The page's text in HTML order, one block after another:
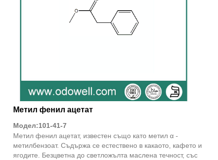
Метил фенил ацетат
Модел:101-41-7
Метил фенил ацетат, известен също като метил α -
метилбензоат. Съдържа се естествено в какаото, кафето и
ягодите. Безцветна до светложълта маслена течност, със